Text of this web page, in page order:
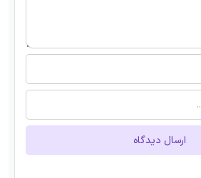
ارسال دیدگاه